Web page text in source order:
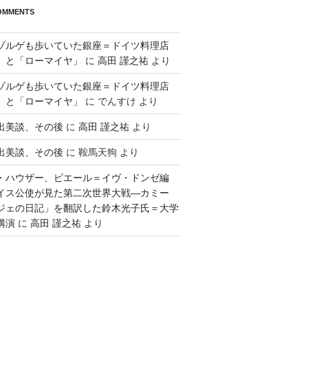
ルゲも歩いていた銀座＝ドイツ料理店
と「ローマイヤ」
に 高田 謹之祐より
ルゲも歩いていた銀座＝ドイツ料理店
と「ローマイヤ」
に でんすけ より
美談、その後 に 高田 謹之祐より
美談、その後 に 鞍馬天狗 より
ハウザー、ピエール＝イヴ・ドンゼ編
ス公使が見た第二次世界大戦―カミー
ェの日記」を翻訳した鈴木光子氏＝大学
演に 高田 謹之祐より